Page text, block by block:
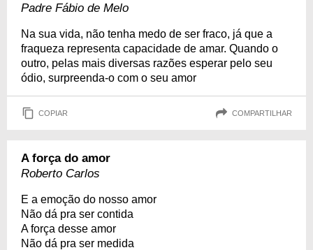
Padre Fábio de Melo
Na sua vida, não tenha medo de ser fraco, já que a
fraqueza representa capacidade de amar. Quando o
outro, pelas mais diversas razões esperar pelo seu
ódio, surpreenda-o com o seu amor
COPIAR COMPARTILHAR
A força do amor
Roberto Carlos
E a emoção do nosso amor
Não dá pra ser contida
A força desse amor
Não dá pra ser medida